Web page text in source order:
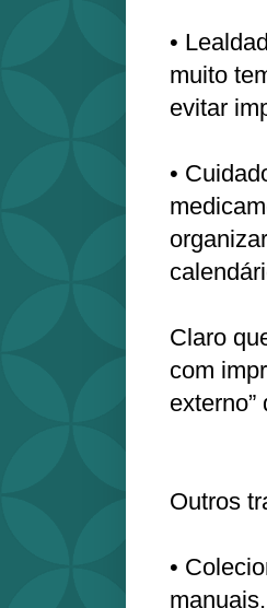
•
muito
evitar
•
Claro
com
Outros
•